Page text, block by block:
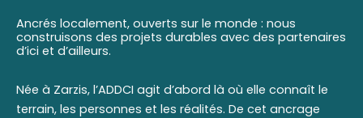
Ancrés localement, ouverts sur le monde : nous
construisons des projets durables avec des partenaires
d’ici et d’ailleurs.
Née à Zarzis, l’ADDCI agit d’abord là où elle connaît le
terrain, les personnes et les réalités. De cet ancrage